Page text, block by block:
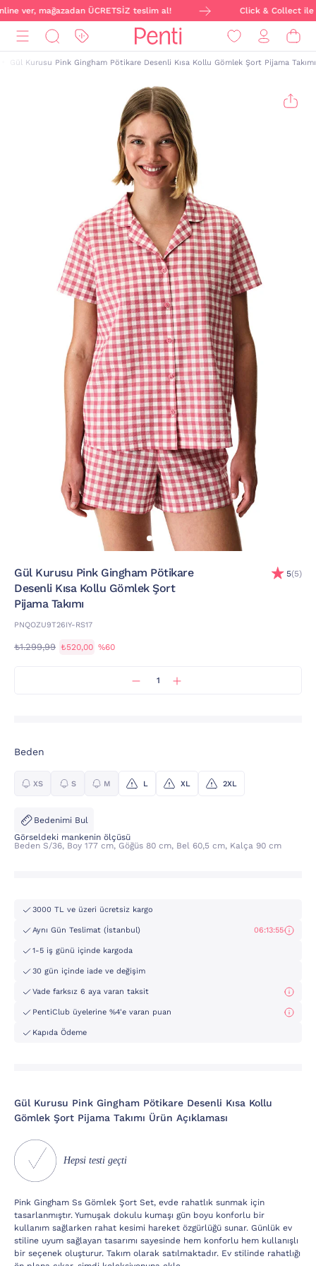
ver, mağazadan ÜCRETSİZ teslim al! Click & Collect ile
Gül Kurusu Pink Gingham Pötikare Desenli Kısa Kollu Gömlek Şort Pijama Takımı
Gül Kurusu Pink Gingham Pötikare
Desenli Kısa Kollu Gömlek Şort
Pijama Takımı
PNQOZU9T26IY-RS17
5(5)
₺1.299,99 ₺520,00 %60
Beden
XS S M L XL 2XL
Bedenimi Bul
Görseldeki mankenin ölçüsü
Beden S/36, Boy 177 cm, Göğüs 80 cm, Bel 60,5 cm, Kalça 90 cm
3000 TL ve üzeri ücretsiz kargo
Aynı Gün Teslimat (İstanbul) 06:13:55
1-5 iş günü içinde kargoda
30 gün içinde iade ve değişim
Vade farksız 6 aya varan taksit
PentiClub üyelerine %4'e varan puan
Kapıda Ödeme
Gül Kurusu Pink Gingham Pötikare Desenli Kısa Kollu
Gömlek Şort Pijama Takımı Ürün Açıklaması
Hepsi testi geçti
Pink Gingham Ss Gömlek Şort Set, evde rahatlık sunmak için
tasarlanmıştır. Yumuşak dokulu kumaşı gün boyu konforlu bir
kullanım sağlarken rahat kesimi hareket özgürlüğü sunar. Günlük ev
stiline uyum sağlayan tasarımı sayesinde hem konforlu hem kullanışlı
bir seçenek oluşturur. Takım olarak satılmaktadır. Ev stilinde rahatlığı